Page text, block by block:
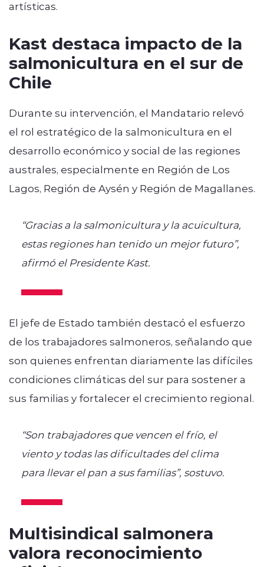
artísticas.
Kast destaca impacto de la
salmonicultura en el sur de
Chile
Durante su intervención, el Mandatario relevó
el rol estratégico de la salmonicultura en el
desarrollo económico y social de las regiones
australes, especialmente en Región de Los
Lagos, Región de Aysén y Región de Magallanes.
“Gracias a la salmonicultura y la acuicultura,
estas regiones han tenido un mejor futuro”,
afirmó el Presidente Kast.
El jefe de Estado también destacó el esfuerzo
de los trabajadores salmoneros, señalando que
son quienes enfrentan diariamente las difíciles
condiciones climáticas del sur para sostener a
sus familias y fortalecer el crecimiento regional.
“Son trabajadores que vencen el frío, el
viento y todas las dificultades del clima
para llevar el pan a sus familias”, sostuvo.
Multisindical salmonera
valora reconocimiento